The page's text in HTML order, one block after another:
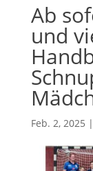
Ab
und
Feb. 2, 2025 |